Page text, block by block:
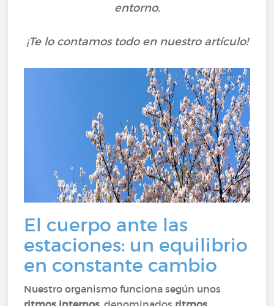
entorno.
¡Te lo contamos todo en nuestro artículo!
El cuerpo ante las
estaciones: un equilibrio
en constante cambio
Nuestro organismo funciona según unos